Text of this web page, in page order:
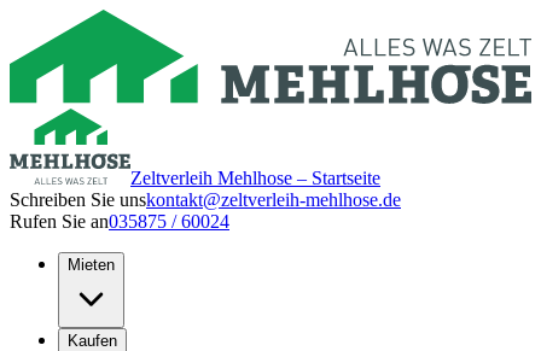
Zeltverleih Mehlhose – Startseite
Schreiben Sie unskontakt@zeltverleih-mehlhose.de
Rufen Sie an035875 / 60024
Mieten
Kaufen